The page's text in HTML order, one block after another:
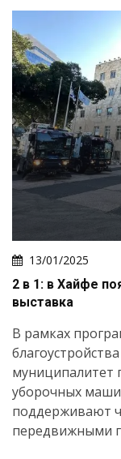
13/01/2025
2 в 1: в Хайфе
выставка
В рамках
муниципалитет
уборочных
поддерживают
передвижными